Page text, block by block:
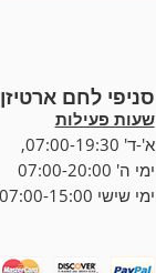
סניפי לחם ארטיזן
שעות פעילות
א'-ד' 07:00-19:30,
ימי ה' 07:00-20:00
ימי שישי 07:00-15:00